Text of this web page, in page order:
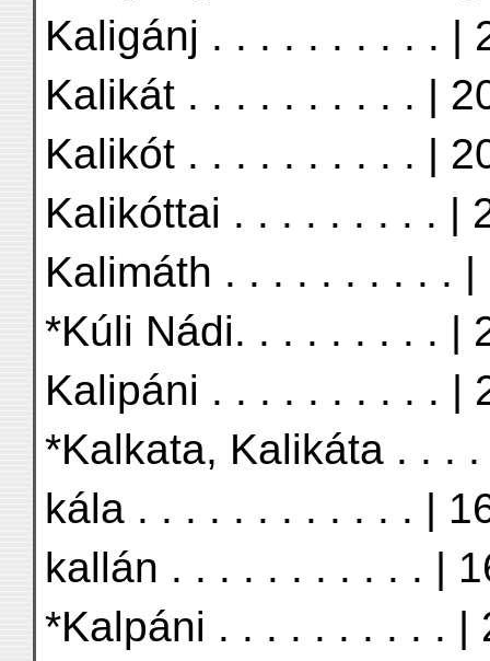
Kaligánj . . . . . . . . . . |
Kalikát . . . . . . . . . . |
Kalikót . . . . . . . . . . |
Kalikóttai . . . . . . . . . |
Kalimáth . . . . . . . . . . |
*Kúli Nádi. . . . . . . . . |
Kalipáni . . . . . . . . . . |
*Kalkata, Kalikáta . . .
kála . . . . . . . . . . . . |
kallán . . . . . . . . . . . |
*Kalpáni . . . . . . . . . . |